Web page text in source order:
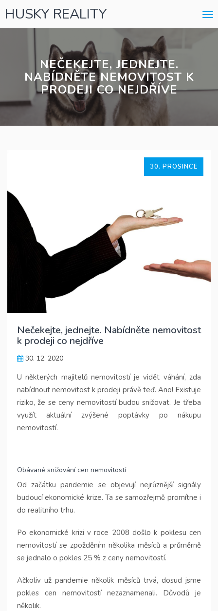
HUSKY REALITY
NEČEKEJTE, JEDNEJTE.
NABÍDNĚTE NEMOVITOST K
PRODEJI CO NEJDŘÍVE
Nečekejte, jednejte. Nabídněte nemovitost
k prodeji co nejdříve
30. 12. 2020
30. PROSINCE
U některých majitelů nemovitostí je vidět váhání, zda
nabídnout nemovitost k prodeji právě teď. Ano! Existuje
riziko, že se ceny nemovitostí budou snižovat. Je třeba
využít aktuální zvýšené poptávky po nákupu
nemovitostí.
Obávané snižování cen nemovitostí
Od začátku pandemie se objevují nejrůznější signály
budoucí ekonomické krize. Ta se samozřejmě promítne i
do realitního trhu.
Po ekonomické krizi v roce 2008 došlo k poklesu cen
nemovitostí se zpožděním několika měsíců a průměrně
se jednalo o pokles 25 % z ceny nemovitostí.
Ačkoliv už pandemie několik měsíců trvá, dosud jsme
pokles cen nemovitostí nezaznamenali. Důvodů je
několik.